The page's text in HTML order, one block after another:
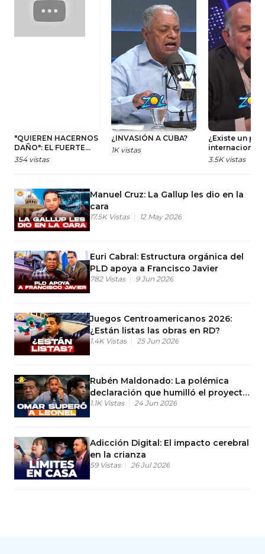
"QUIEREN HACERNOS
DAÑO": EL FUERTE
RECLAMO DE
GOBIERNO
354 vistas
¿INVASIÓN A CUBA?
1K vistas
¿Existe un
internacional
trasladar la
3.5K vistas
Manuel Cruz: La Gallup les dio en la
cara
17.5K Vistas 12 May 2026
Euri Cabral: Estructura orgánica del
PLD apoya a Francisco Javier
782 Vistas 9 Jun 2026
Juegos Centroamericanos 2026:
¿Están listas las obras en RD?
1.4K Vistas 25 Jun 2026
Rubén Maldonado: La polémica
declaración que humilló el proyecto
de Omar
1.1K Vistas 24 Jun 2026
Adicción Digital: El impacto cerebral
en la crianza
59 Vistas 26 Jul 2026